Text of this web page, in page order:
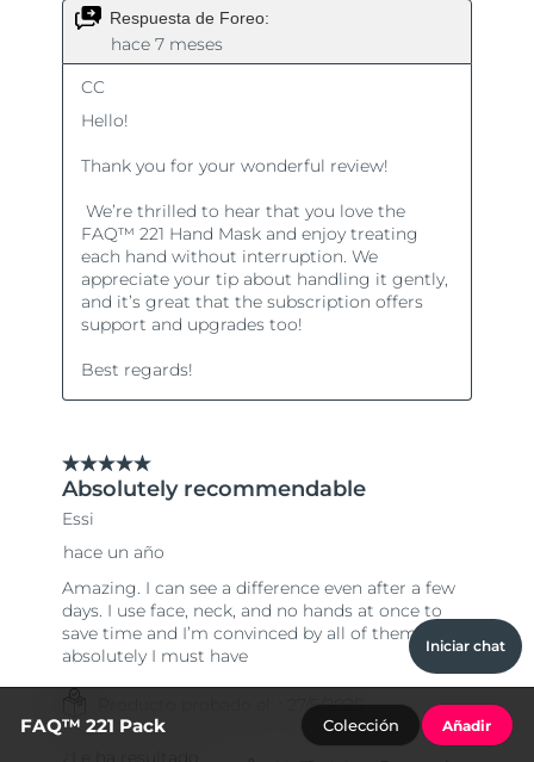
Iniciar chat
FAQ™ 221 Pack Colección Añadir